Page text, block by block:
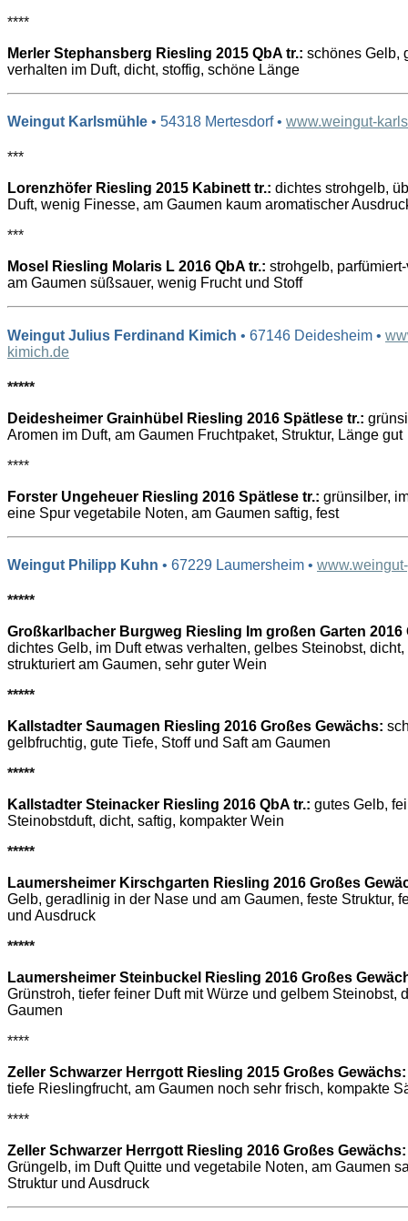
****
Merler Stephansberg Riesling 2015 QbA tr.: schönes Gelb,
verhalten im Duft, dicht, stoffig, schöne Länge
Weingut Karlsmühle • 54318 Mertesdorf • www.weingut-
***
Lorenzhöfer Riesling 2015 Kabinett tr.: dichtes strohgelb,
Duft, wenig Finesse, am Gaumen kaum aromatischer
***
Mosel Riesling Molaris L 2016 QbA tr.: strohgelb,
am Gaumen süßsauer, wenig Frucht und Stoff
Weingut Julius Ferdinand Kimich • 67146 Deidesheim •
kimich.de
*****
Deidesheimer Grainhübel Riesling 2016 Spätlese tr.:
Aromen im Duft, am Gaumen Fruchtpaket, Struktur, Länge gut
****
Forster Ungeheuer Riesling 2016 Spätlese tr.: grünsilber,
eine Spur vegetabile Noten, am Gaumen saftig, fest
Weingut Philipp Kuhn • 67229 Laumersheim •
*****
Großkarlbacher Burgweg Riesling Im großen Garten 2016
dichtes Gelb, im Duft etwas verhalten, gelbes Steinobst, dicht,
strukturiert am Gaumen, sehr guter Wein
*****
Kallstadter Saumagen Riesling 2016 Großes Gewächs:
gelbfruchtig, gute Tiefe, Stoff und Saft am Gaumen
*****
Kallstadter Steinacker Riesling 2016 QbA tr.: gutes Gelb,
Steinobstduft, dicht, saftig, kompakter Wein
*****
Laumersheimer Kirschgarten Riesling 2016 Großes
Gelb, geradlinig in der Nase und am Gaumen, feste Struktur,
und Ausdruck
*****
Laumersheimer Steinbuckel Riesling 2016 Großes
Grünstroh, tiefer feiner Duft mit Würze und gelbem Steinobst,
Gaumen
****
Zeller Schwarzer Herrgott Riesling 2015 Großes Gewächs:
tiefe Rieslingfrucht, am Gaumen noch sehr frisch, kompakte
****
Zeller Schwarzer Herrgott Riesling 2016 Großes Gewächs:
Grüngelb, im Duft Quitte und vegetabile Noten, am Gaumen
Struktur und Ausdruck